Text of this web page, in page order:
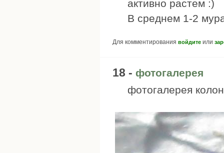
активно растем :)
В среднем 1-2
Для комментирования войдите или
18 - фотогалерея
фотогалерея